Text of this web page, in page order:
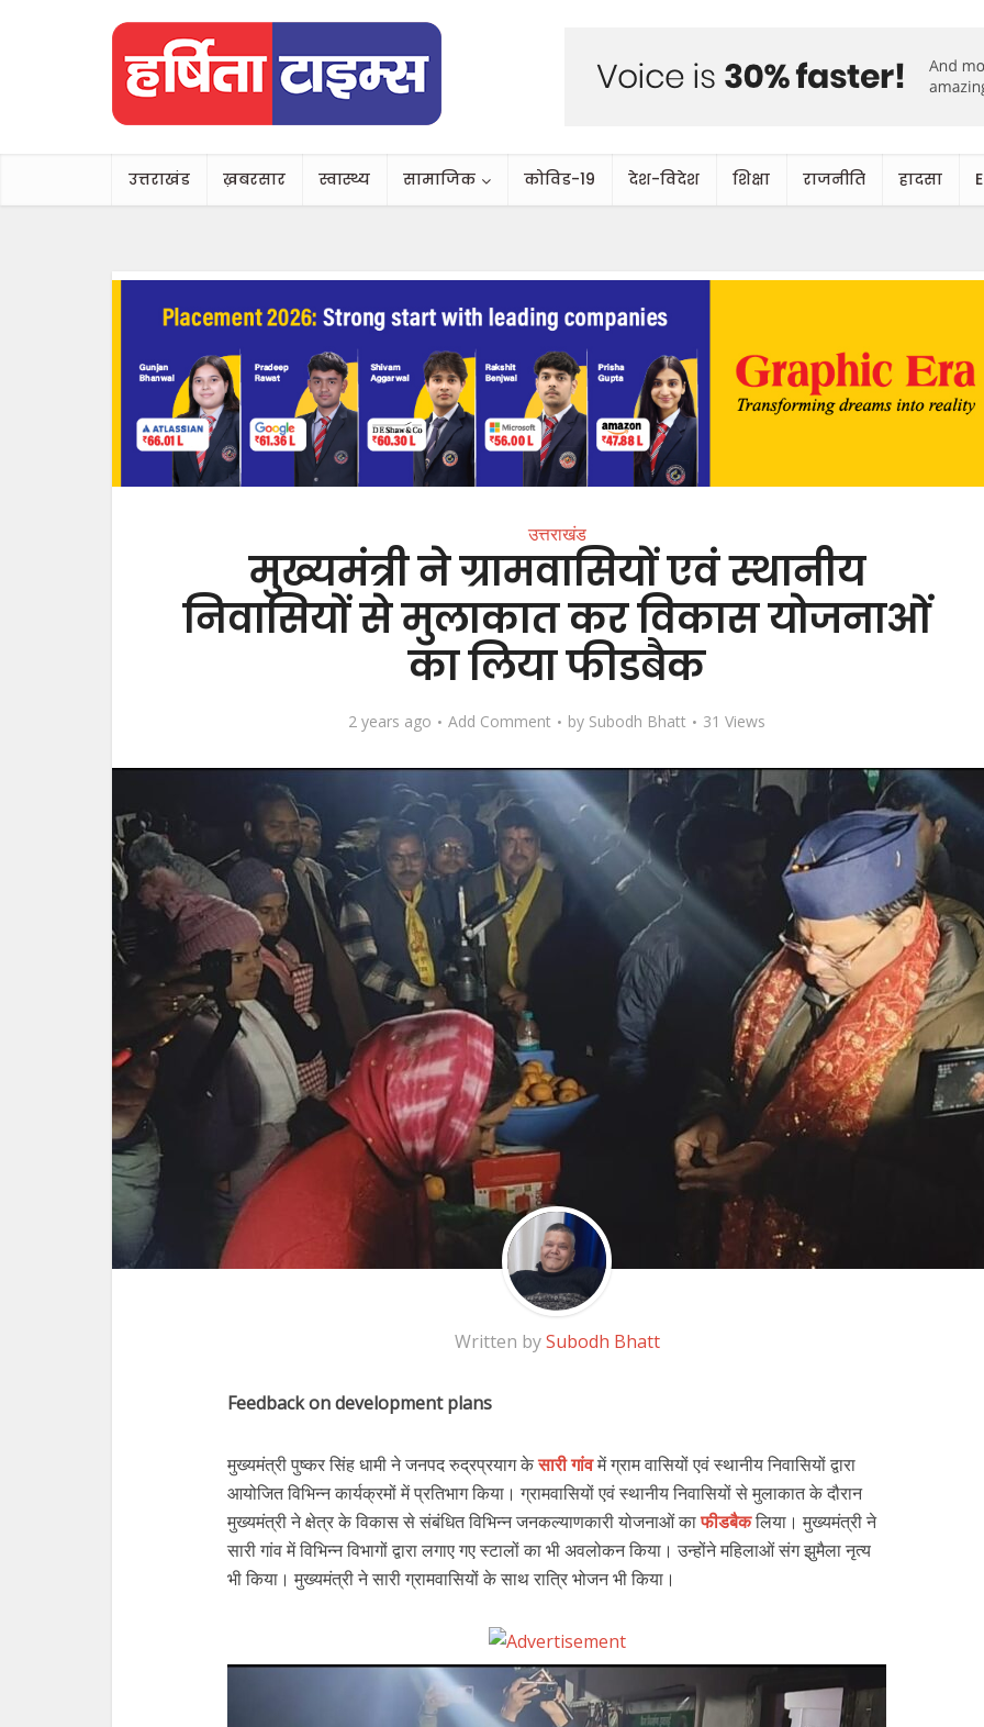
उत्तराखंड ख़बरसार स्वास्थ्य सामाजिक कोविड-19 देश-विदेश शिक्षा राजनीति हादसा
उत्तराखंड
मुख्यमंत्री ने ग्रामवासियों एवं स्थानीय
निवासियों से मुलाकात कर विकास योजनाओं
का लिया फीडबैक
2 years ago Add Comment by Subodh Bhatt 31 Views
Written bySubodh Bhatt
Feedback on development plans
मुख्यमंत्री पुष्कर सिंह धामी ने जनपद रुद्रप्रयाग केसारी गांवमें ग्राम वासियों एवं स्थानीय निवासियों द्वारा
आयोजित विभिन्न कार्यक्रमों में प्रतिभाग किया। ग्रामवासियों एवं स्थानीय निवासियों से मुलाकात के दौरान
मुख्यमंत्री ने क्षेत्र के विकास से संबंधित विभिन्न जनकल्याणकारी योजनाओं काफीडबैकलिया। मुख्यमंत्री ने
सारी गांव में विभिन्न विभागों द्वारा लगाए गए स्टालों का भी अवलोकन किया। उन्होंने महिलाओं संग झुमैला नृत्य
भी किया। मुख्यमंत्री ने सारी ग्रामवासियों के साथ रात्रि भोजन भी किया।